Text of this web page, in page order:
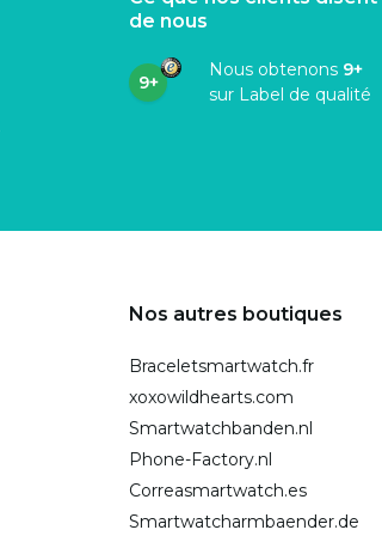
de nous
9+
Nous obtenons 9+
sur Label de qualité
Nos autres boutiques
Braceletsmartwatch.fr
xoxowildhearts.com
Smartwatchbanden.nl
Phone-Factory.nl
Correasmartwatch.es
Smartwatcharmbaender.de